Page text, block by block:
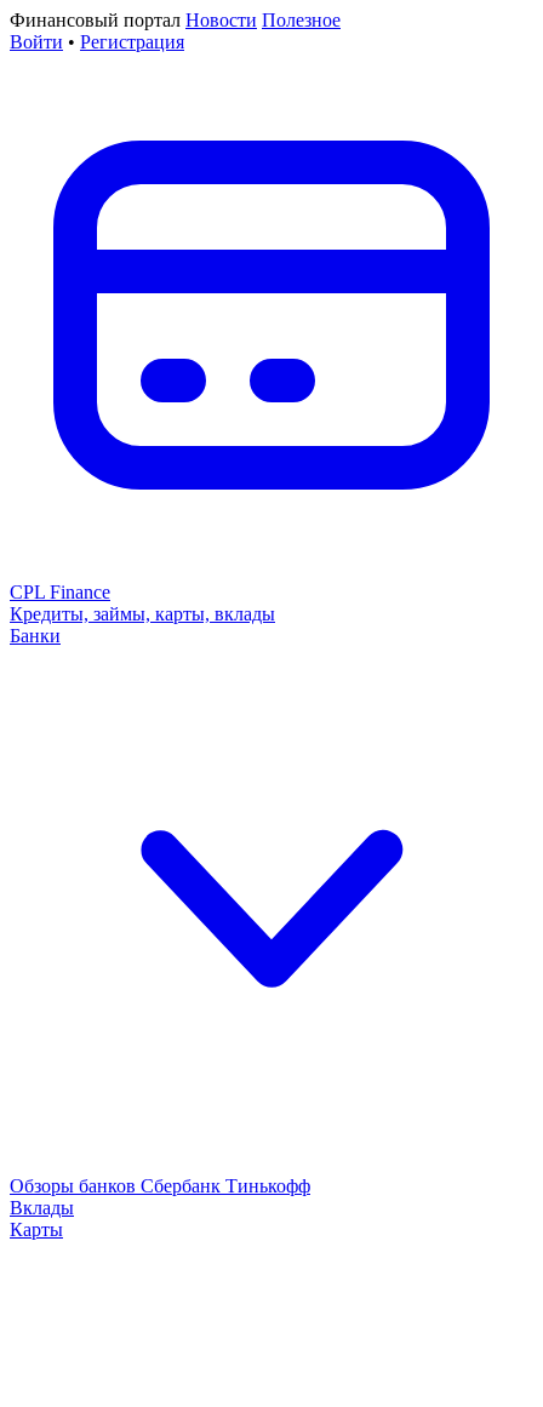
Финансовый портал Новости Полезное
Войти • Регистрация
CPL Finance
Кредиты, займы, карты, вклады
Банки
Обзоры банков Сбербанк Тинькофф
Вклады
Карты